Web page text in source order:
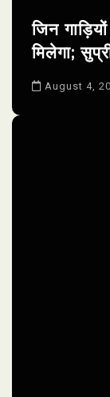
जिन
मिलेगा;
August 4,